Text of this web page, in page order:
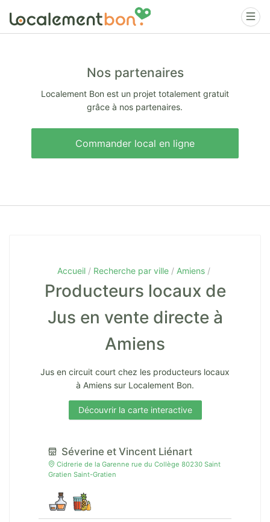
Nos partenaires
Localement Bon est un projet totalement gratuit
grâce à nos partenaires.
Commander local en ligne
Accueil Recherche par ville Amiens
Producteurs locaux de
Jus en vente directe à
Amiens
Jus en circuit court chez les producteurs locaux
à Amiens sur Localement Bon.
Découvrir la carte interactive
Séverine et Vincent Liénart
Cidrerie de la Garenne rue du Collège 80230 Saint
Gratien Saint-Gratien